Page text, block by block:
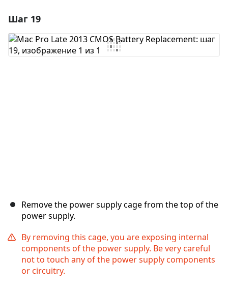
Добавить комментарий
Шаг 19
Remove the power supply cage from the top of the
power supply.
By removing this cage, you are exposing internal
components of the power supply. Be very careful
not to touch any of the power supply components
or circuitry.